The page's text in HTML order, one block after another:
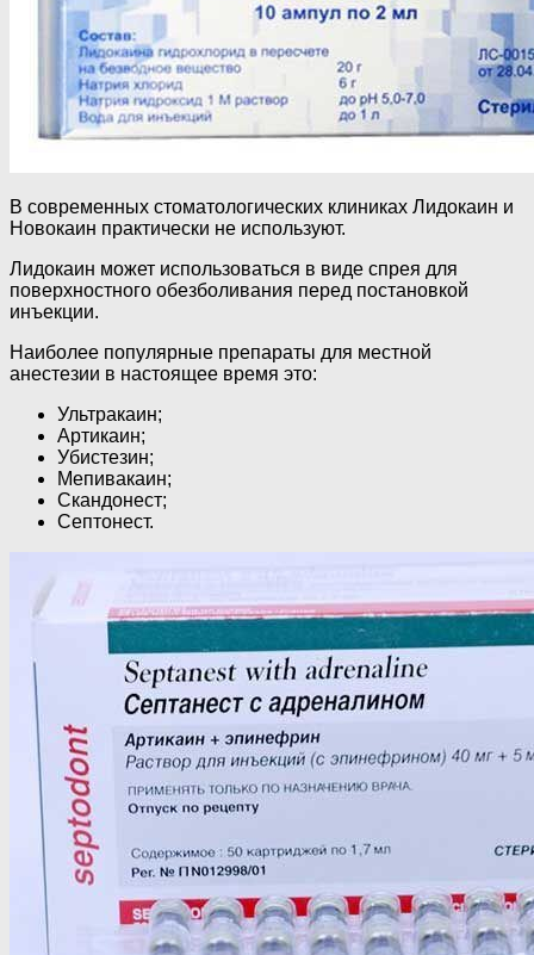
В современных стоматологических клиниках Лидокаин и
Новокаин практически не используют.
Лидокаин может использоваться в виде спрея для
поверхностного обезболивания перед постановкой
инъекции.
Наиболее популярные препараты для местной
анестезии в настоящее время это:
Ультракаин;
Артикаин;
Убистезин;
Мепивакаин;
Скандонест;
Септонест.